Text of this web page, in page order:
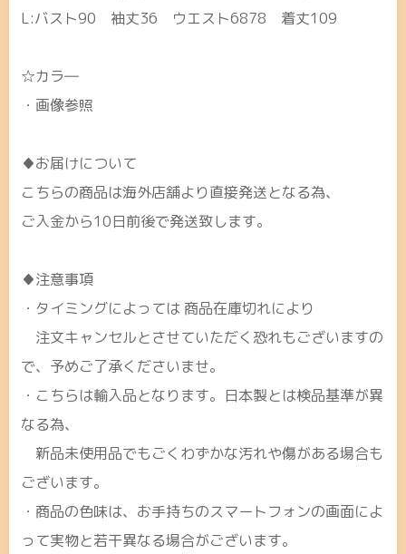
L:バスト90 袖丈36 ウエスト6878 着丈109
☆カラ―
・画像参照
♦お届けについて
こちらの商品は海外店舗より直接発送となる為、
ご入金から10日前後で発送致します。
♦注意事項
・タイミングによっては 商品在庫切れにより
注文キャンセルとさせていただく恐れもございますの
で、予めご了承くださいませ。
・こちらは輸入品となります。日本製とは検品基準が異
なる為、
新品未使用品でもごくわずかな汚れや傷がある場合も
ございます。
・商品の色味は、お手持ちのスマートフォンの画面によ
って実物と若干異なる場合がございます。